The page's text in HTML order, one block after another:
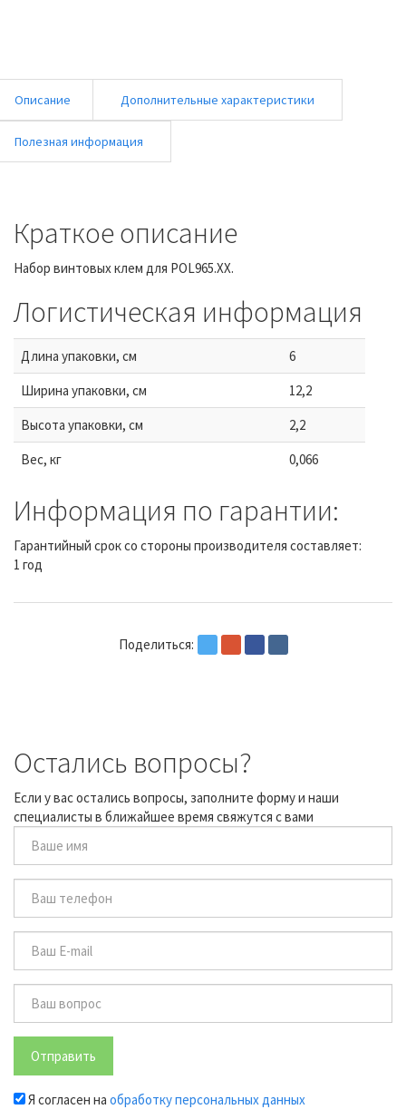
Описание Дополнительные характеристики
Полезная информация
Краткое описание
Набор винтовых клем для POL965.XX.
Логистическая информация
Длина упаковки, см
6
Ширина упаковки, см
12,2
Высота упаковки, см
2,2
Вес, кг
0,066
Информация по гарантии:
Гарантийный срок со стороны производителя составляет:
1 год
Поделиться:
Остались вопросы?
Если у вас остались вопросы, заполните форму и наши
специалисты в ближайшее время свяжутся с вами
Отправить
Я согласен на обработку персональных данных